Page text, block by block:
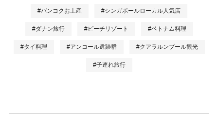
#バンコクお土産 #シンガポールローカル人気店
#ダナン旅行 #ビーチリゾート #ベトナム料理
#タイ料理 #アンコール遺跡群 #クアラルンプール観光
#子連れ旅行